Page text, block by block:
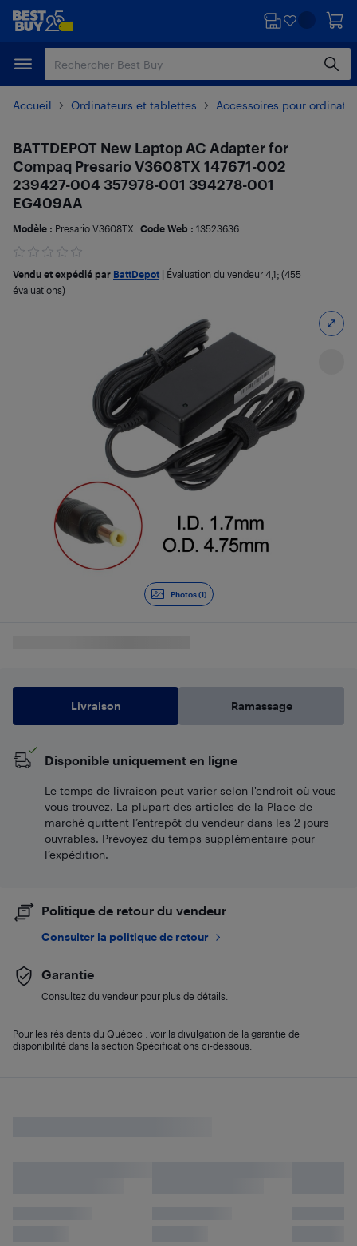
Passer
principal
Passer
Accueil Ordinateurs et tablettes Accessoires pour
Photos (1)
BATTDEPOT New Laptop AC Adapter for
Compaq Presario V3608TX 147671-002
239427-004 357978-001 394278-001
EG409AA
Modèle : Presario V3608TX Code Web : 13523636
Vendu et expédié par BattDepot Évaluation du vendeur 4,1; (455
évaluations)
Livraison Ramassage
Disponible uniquement en ligne
Le temps de livraison peut varier selon l'endroit où vous
vous trouvez. La plupart des articles de la Place de
marché quittent l’entrepôt du vendeur dans les 2 jours
ouvrables. Prévoyez du temps supplémentaire pour
l’expédition.
Politique de retour du vendeur
Consulter la politique de retour
Garantie
Consultez du vendeur pour plus de détails.
Pour les résidents du Québec : voir la divulgation de la garantie de
disponibilité dans la section Spécifications ci-dessous.